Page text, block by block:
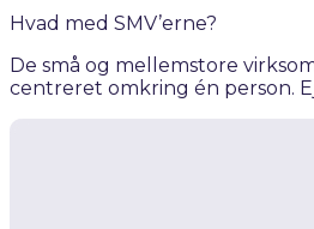
Hvad med SMV’erne?
De små og mellemstore
centreret omkring én person.